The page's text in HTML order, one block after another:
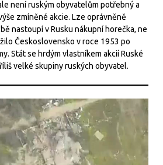
není ruským obyvatelům potřebný a
zmíněné akcie. Lze oprávněně
nastoupí v Rusku nákupní horečka, ne
Československo v roce 1953 po
Stát se hrdým vlastníkem akcií Ruské
velké skupiny ruských obyvatel.